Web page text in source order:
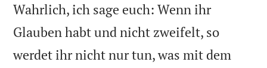
Wahrlich, ich sage euch: Wenn ihr
Glauben habt und nicht zweifelt, so
werdet ihr nicht nur tun, was mit dem